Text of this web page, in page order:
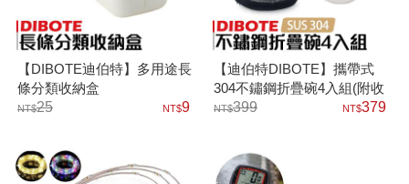
【DIBOTE迪伯特】多用途長
條分類收納盒
25
9
【迪伯特DIBOTE】攜帶式
304不鏽鋼折疊碗4入組(附收
納網袋) 把手可折疊
399 379